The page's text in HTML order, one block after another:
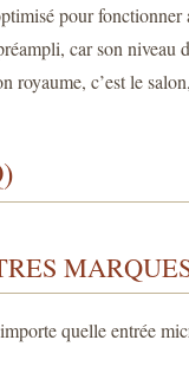
pour
car son
c’est le
quelle entrée